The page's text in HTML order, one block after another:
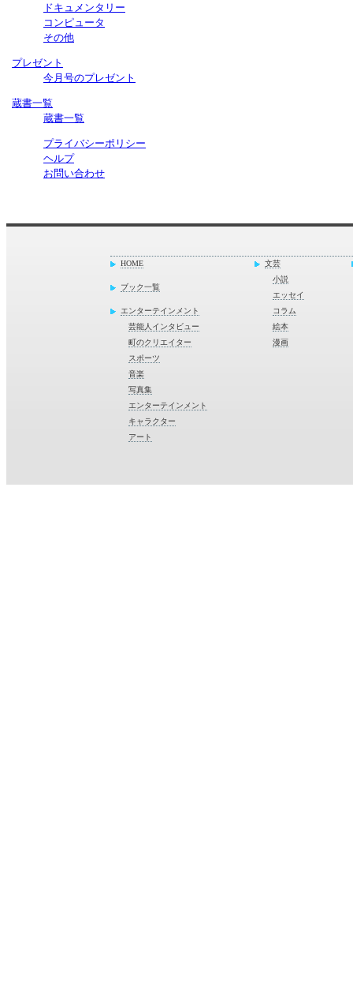
ドキュメンタリー
コンピュータ
その他
プレゼント
今月号のプレゼント
蔵書一覧
蔵書一覧
プライバシーポリシー
ヘルプ
お問い合わせ
HOME
ブック一覧
エンターテインメント
芸能人インタビュー
町のクリエイター
スポーツ
音楽
写真集
エンターテインメント
キャラクター
アート
文芸
小説
エッセイ
コラム
絵本
漫画